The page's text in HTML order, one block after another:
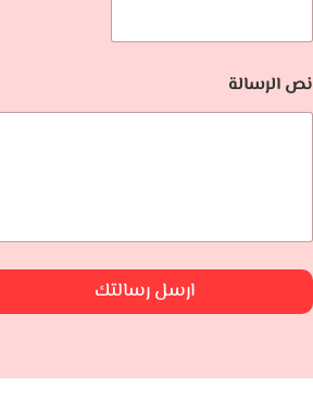
نص الرسالة
ارسل رسالتك